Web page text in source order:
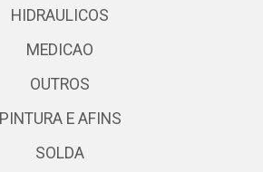
HIDRAULICOS
MEDICAO
OUTROS
PINTURA E AFINS
SOLDA